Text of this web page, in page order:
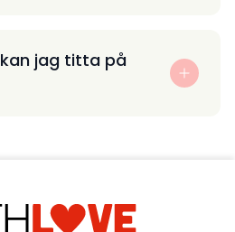
jag titta på